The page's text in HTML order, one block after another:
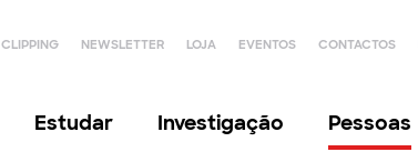
CLIPPING NEWSLETTER LOJA EVENTOS CONTACTOS
Estudar Investigação Pessoas